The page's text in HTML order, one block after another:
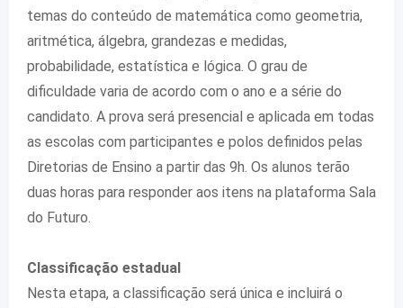
temas do conteúdo de matemática como geometria,
aritmética, álgebra, grandezas e medidas,
probabilidade, estatística e lógica. O grau de
dificuldade varia de acordo com o ano e a série do
candidato. A prova será presencial e aplicada em todas
as escolas com participantes e polos definidos pelas
Diretorias de Ensino a partir das 9h. Os alunos terão
duas horas para responder aos itens na plataforma Sala
do Futuro.
Classificação estadual
Nesta etapa, a classificação será única e incluirá o